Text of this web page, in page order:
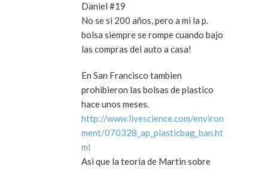
Daniel #19
No se si 200 años, pero a mi la p.
bolsa siempre se rompe cuando bajo
las compras del auto a casa!
En San Francisco tambien
prohibieron las bolsas de plastico
hace unos meses.
http://www.livescience.com/environ
ment/070328_ap_plasticbag_ban.ht
ml
Asi que la teoria de Martin sobre